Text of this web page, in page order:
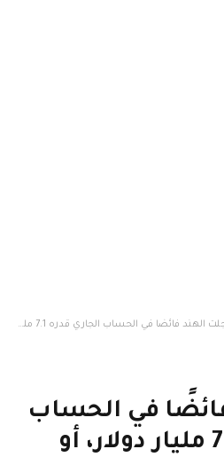
في الحساب الجاري قدره 7.1 مليار دولار، أو 0.7% من الناتج المحلي الإجمالي في الربع الرابع من السنة المالية 2026: بنك الاحتياطي الهندي
في الحساب
الجاري قدره 7.1 مليار دولار، أو